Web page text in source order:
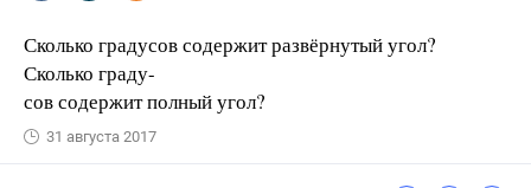
Сколько градусов содержит развёрнутый угол?
Сколько граду-
сов содержит полный угол?
31 августа 2017